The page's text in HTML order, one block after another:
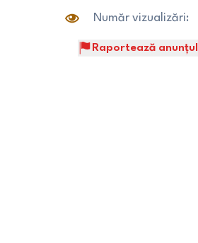
Număr vizualizări:
Raportează anunțul